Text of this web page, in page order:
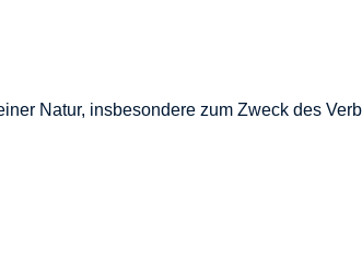
Natur, insbesondere zum Zweck des